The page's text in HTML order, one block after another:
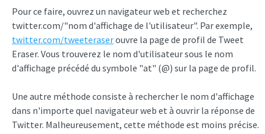
Pour ce faire, ouvrez un navigateur web et recherchez
twitter.com/"nom d'affichage de l'utilisateur". Par exemple,
twitter.com/tweeteraserouvre la page de profil de Tweet
Eraser. Vous trouverez le nom d'utilisateur sous le nom
d'affichage précédé du symbole "at" (@) sur la page de profil.
Une autre méthode consiste à rechercher le nom d'affichage
dans n'importe quel navigateur web et à ouvrir la réponse de
Twitter. Malheureusement, cette méthode est moins précise.